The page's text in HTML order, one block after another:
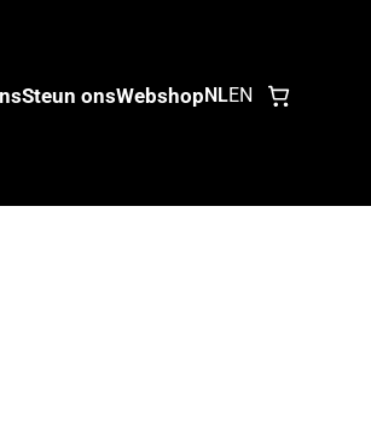
Steun onsWebshopNLEN